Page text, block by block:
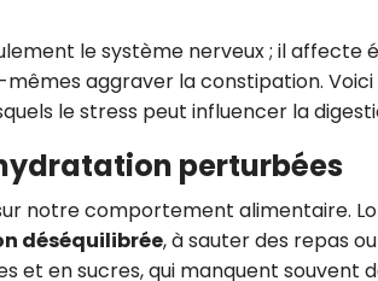
le système nerveux ; il affecte
aggraver la constipation.
le stress peut influencer la
perturbées
notre comportement alimentaire.
déséquilibrée, à sauter des repas
et en sucres, qui manquent souvent